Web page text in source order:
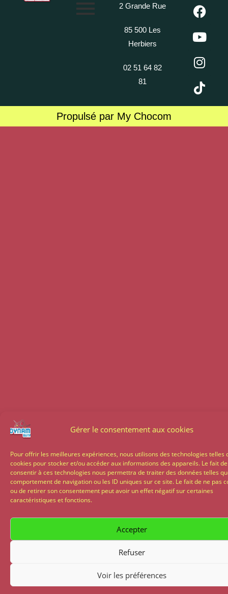
Gérer le consentement aux cookies
Pour offrir les meilleures expériences, nous utilisons des technologies telles
cookies pour stocker et/ou accéder aux informations des appareils. Le fait de
consentir à ces technologies nous permettra de traiter des données telles
comportement de navigation ou les ID uniques sur ce site. Le fait de ne pas
ou de retirer son consentement peut avoir un effet négatif sur certaines
caractéristiques et fonctions.
Accepter
Refuser
Voir les préférences
2 Grande Rue
85 500 Les
Herbiers
02 51 64 82
81
Propulsé par My Chocom